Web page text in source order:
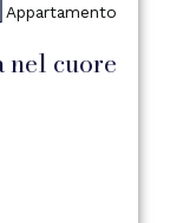
Appartamento
nel cuore